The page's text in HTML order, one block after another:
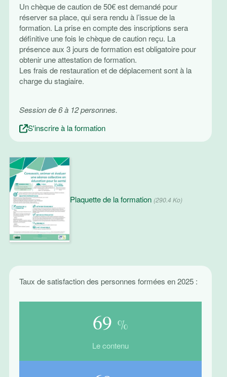
Un chèque de caution de 50€ est demandé pour
réserver sa place, qui sera rendu à l’issue de la
formation. La prise en compte des inscriptions sera
définitive une fois le chèque de caution reçu. La
présence aux 3 jours de formation est obligatoire pour
obtenir une attestation de formation.
Les frais de restauration et de déplacement sont à la
charge du stagiaire.
Session de 6 à 12 personnes.
S'inscrire à la formation
Plaquette de la formation (290.4 Ko)
Taux de satisfaction des personnes formées en 2025 :
85 %
Le contenu